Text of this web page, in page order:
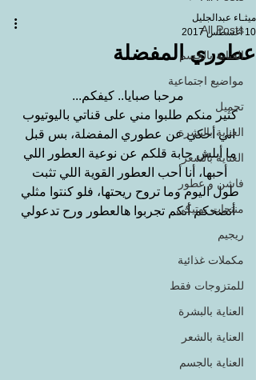
All Posts
العناية بالجسم
مواضيع اجتماعية
تجميل
العناية بالبشرة
العناية بالشعر
فاشن و عطور
منتجات بوتيكي
ريجيم
مكملات غذائية
للمتزوجات فقط
العناية بالبشرة
العناية بالشعر
العناية بالجسم
عطوري المفضلة
ميثـاء عبدالجليل
10 أغسطس 2017
مرحبا صبايا.. كيفكم...
كثير منكم طلبوا مني على قناتي باليوتيوب
اني أحكي عن عطوري المفضلة، بس قبل
ما أبلش حابة قلكم عن نوعية العطور اللي
أحبها، أنا أحب العطور القوية اللي تثبت
طول اليوم وما تروح ريحتها، فلو كنتوا مثلي
أنصحكم أنكم تجربوا هالعطور ورح تدعولي